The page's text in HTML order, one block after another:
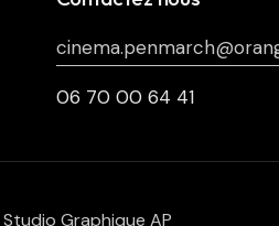
06 70 00 64 41
Studio Graphique AP